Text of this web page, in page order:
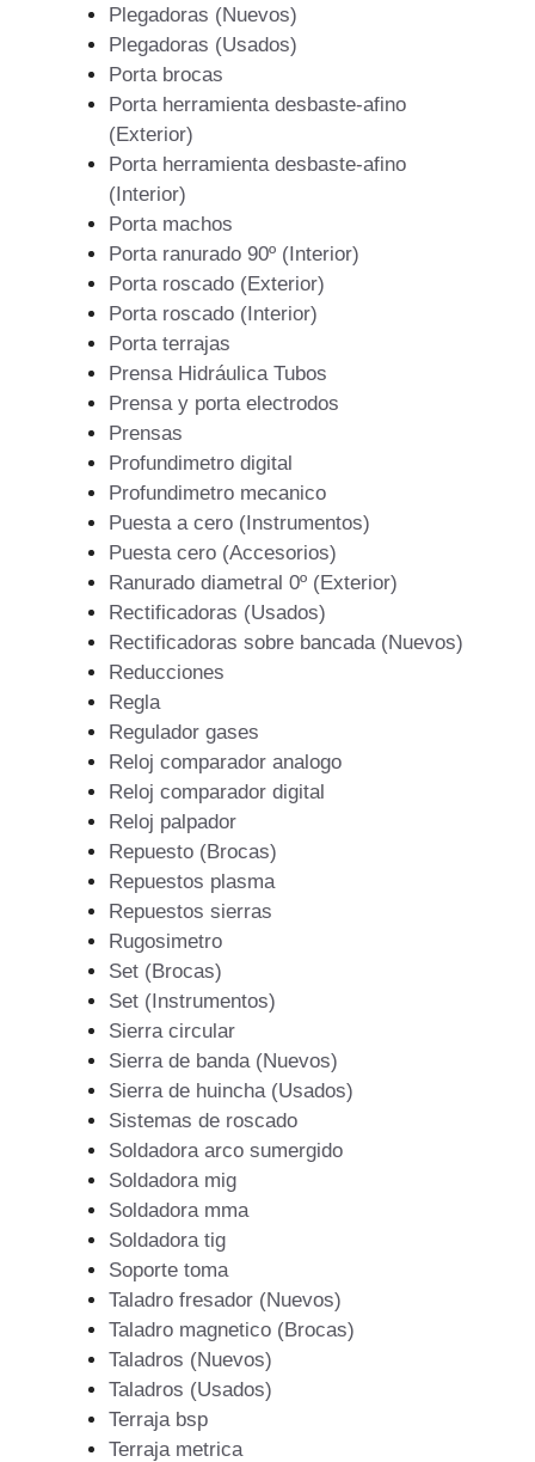
Plegadoras (Nuevos)
Plegadoras (Usados)
Porta brocas
Porta herramienta desbaste-afino
(Exterior)
Porta herramienta desbaste-afino
(Interior)
Porta machos
Porta ranurado 90º (Interior)
Porta roscado (Exterior)
Porta roscado (Interior)
Porta terrajas
Prensa Hidráulica Tubos
Prensa y porta electrodos
Prensas
Profundimetro digital
Profundimetro mecanico
Puesta a cero (Instrumentos)
Puesta cero (Accesorios)
Ranurado diametral 0º (Exterior)
Rectificadoras (Usados)
Rectificadoras sobre bancada (Nuevos)
Reducciones
Regla
Regulador gases
Reloj comparador analogo
Reloj comparador digital
Reloj palpador
Repuesto (Brocas)
Repuestos plasma
Repuestos sierras
Rugosimetro
Set (Brocas)
Set (Instrumentos)
Sierra circular
Sierra de banda (Nuevos)
Sierra de huincha (Usados)
Sistemas de roscado
Soldadora arco sumergido
Soldadora mig
Soldadora mma
Soldadora tig
Soporte toma
Taladro fresador (Nuevos)
Taladro magnetico (Brocas)
Taladros (Nuevos)
Taladros (Usados)
Terraja bsp
Terraja metrica